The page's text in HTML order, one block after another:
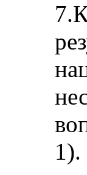
1).